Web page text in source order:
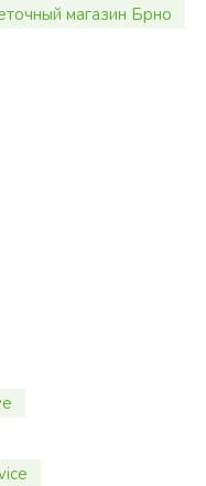
магазин Брно